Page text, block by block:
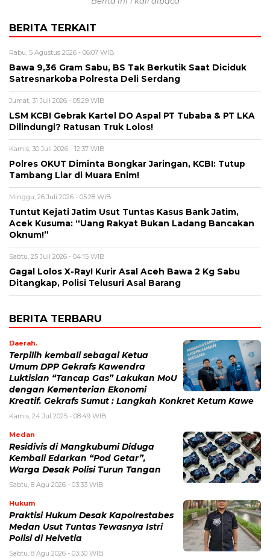
BERITA TERKAIT
Rabu, 5 Agustus 2026 - 06:07 WIB
Bawa 9,36 Gram Sabu, BS Tak Berkutik Saat Diciduk
Satresnarkoba Polresta Deli Serdang
Jumat, 31 Juli 2026 - 05:29 WIB
LSM KCBI Gebrak Kartel DO Aspal PT Tubaba & PT LKA
Dilindungi? Ratusan Truk Lolos!
Kamis, 30 Juli 2026 - 12:37 WIB
Polres OKUT Diminta Bongkar Jaringan, KCBI: Tutup
Tambang Liar di Muara Enim!
Minggu, 26 Juli 2026 - 05:28 WIB
Tuntut Kejati Jatim Usut Tuntas Kasus Bank Jatim,
Acek Kusuma: “Uang Rakyat Bukan Ladang Bancakan
Oknum!”
Sabtu, 25 Juli 2026 - 04:15 WIB
Gagal Lolos X-Ray! Kurir Asal Aceh Bawa 2 Kg Sabu
Ditangkap, Polisi Telusuri Asal Barang
BERITA TERBARU
Daerah.
Terpilih kembali sebagai Ketua
Umum DPP Gekrafs Kawendra
Luktisian “Tancap Gas” Lakukan MoU
dengan Kementerian Ekonomi
Kreatif. Gekrafs Sumut : Langkah Konkret Ketum Kawe
Kamis, 24 Jul 2025 - 08:49 WIB
Medan
Residivis di Mangkubumi Diduga
Kembali Edarkan “Pod Getar”,
Warga Desak Polisi Turun Tangan
Sabtu, 8 Agu 2026 - 03:33 WIB
Hukum
Praktisi Hukum Desak Kapolrestabes
Medan Usut Tuntas Tewasnya Istri
Polisi di Helvetia
Sabtu, 8 Agu 2026 - 03:30 WIB